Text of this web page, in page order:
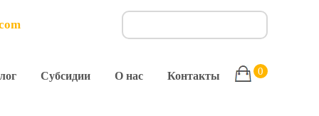
Субсидии О нас Контакты 0